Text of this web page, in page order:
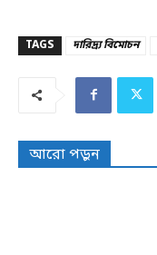
TAGS দারিদ্র্য বিমোচন
আরো পড়ুন